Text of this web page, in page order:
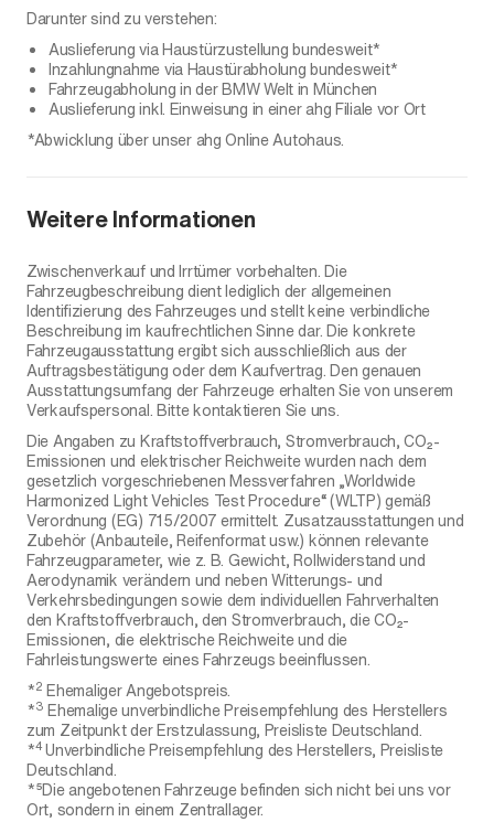
Darunter sind zu verstehen:
Auslieferung via Haustürzustellung bundesweit*
Inzahlungnahme via Haustürabholung bundesweit*
Fahrzeugabholung in der BMW Welt in München
Auslieferung inkl. Einweisung in einer ahg Filiale vor Ort
*Abwicklung über unser ahg Online Autohaus.
Weitere Informationen
Zwischenverkauf und Irrtümer vorbehalten. Die
Fahrzeugbeschreibung dient lediglich der allgemeinen
Identifizierung des Fahrzeuges und stellt keine verbindliche
Beschreibung im kaufrechtlichen Sinne dar. Die konkrete
Fahrzeugausstattung ergibt sich ausschließlich aus der
Auftragsbestätigung oder dem Kaufvertrag. Den genauen
Ausstattungsumfang der Fahrzeuge erhalten Sie von unserem
Verkaufspersonal. Bitte kontaktieren Sie uns.
Die Angaben zu Kraftstoffverbrauch, Stromverbrauch, CO₂-
Emissionen und elektrischer Reichweite wurden nach dem
gesetzlich vorgeschriebenen Messverfahren „Worldwide
Harmonized Light Vehicles Test Procedure“ (WLTP) gemäß
Verordnung (EG) 715/2007 ermittelt. Zusatzausstattungen und
Zubehör (Anbauteile, Reifenformat usw.) können relevante
Fahrzeugparameter, wie z. B. Gewicht, Rollwiderstand und
Aerodynamik verändern und neben Witterungs- und
Verkehrsbedingungen sowie dem individuellen Fahrverhalten
den Kraftstoffverbrauch, den Stromverbrauch, die CO₂-
Emissionen, die elektrische Reichweite und die
Fahrleistungswerte eines Fahrzeugs beeinflussen.
*2 Ehemaliger Angebotspreis.
*3 Ehemalige unverbindliche Preisempfehlung des Herstellers
zum Zeitpunkt der Erstzulassung, Preisliste Deutschland.
*4Unverbindliche Preisempfehlung des Herstellers, Preisliste
Deutschland.
*⁵Die angebotenen Fahrzeuge befinden sich nicht bei uns vor
Ort, sondern in einem Zentrallager.